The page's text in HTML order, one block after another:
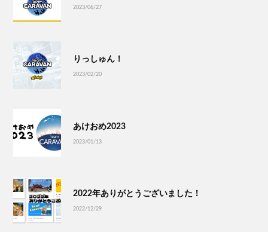
2023/06/27
りっしゅん！
2023/02/20
あけおめ2023
2023/01/13
2022年ありがとうございました！
2022/12/29